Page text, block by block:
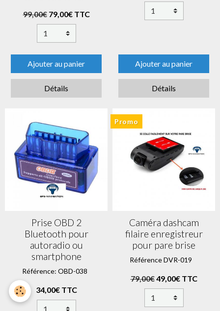
99,00€ 79,00€ TTC
Ajouter au panier
Détails
Ajouter au panier
Détails
Prise OBD 2
Bluetooth pour
autoradio ou
smartphone
Référence: OBD-038
34,00€ TTC
Promo
Caméra dashcam
filaire enregistreur
pour pare brise
Référence DVR-019
79,00€49,00€ TTC